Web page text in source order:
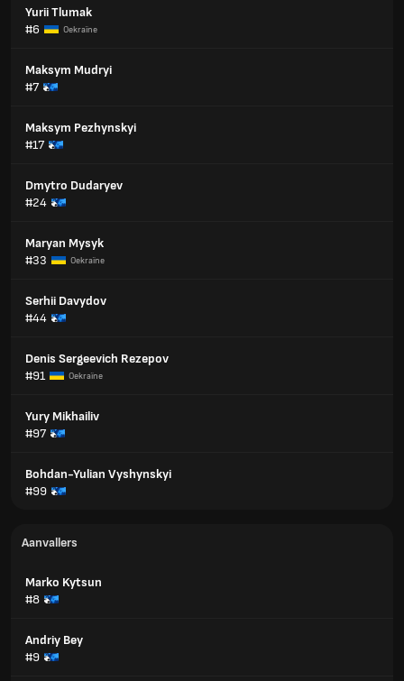
Yurii Tlumak
#6
Oekraïne
Maksym Mudryi
#7
Maksym Pezhynskyi
#17
Dmytro Dudaryev
#24
Maryan Mysyk
#33
Oekraïne
Serhii Davydov
#44
Denis Sergeevich Rezepov
#91
Oekraïne
Yury Mikhailiv
#97
Bohdan-Yulian Vyshynskyi
#99
Aanvallers
Marko Kytsun
#8
Andriy Bey
#9